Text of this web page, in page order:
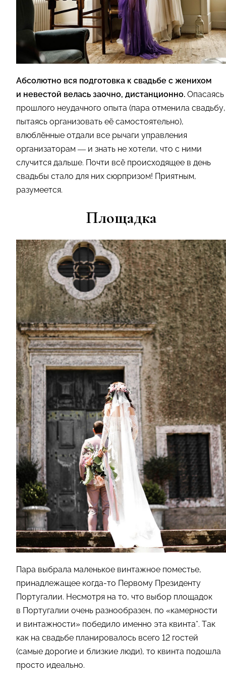
Абсолютно вся подготовка к свадьбе с женихом
и невестой велась заочно, дистанционно. Опасаясь
прошлого неудачного опыта (пара отменила свадьбу,
пытаясь организовать её самостоятельно),
влюблённые отдали все рычаги управления
организаторам — и знать не хотели, что с ними
случится дальше. Почти всё происходящее в день
свадьбы стало для них сюрпризом! Приятным,
разумеется.
Площадка
Пара выбрала маленькое винтажное поместье,
принадлежащее когда-то Первому Президенту
Португалии. Несмотря на то, что выбор площадок
в Португалии очень разнообразен, по «камерности
и винтажности» победило именно эта квинта*. Так
как на свадьбе планировалось всего 12 гостей
(самые дорогие и близкие люди), то квинта подошла
просто идеально.